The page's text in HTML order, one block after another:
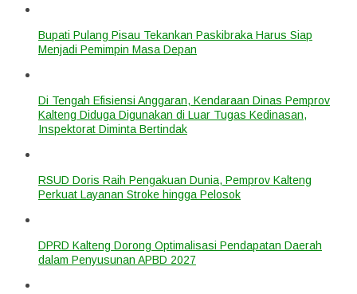
Bupati Pulang Pisau Tekankan Paskibraka Harus Siap
Menjadi Pemimpin Masa Depan
Di Tengah Efisiensi Anggaran, Kendaraan Dinas Pemprov
Kalteng Diduga Digunakan di Luar Tugas Kedinasan,
Inspektorat Diminta Bertindak
RSUD Doris Raih Pengakuan Dunia, Pemprov Kalteng
Perkuat Layanan Stroke hingga Pelosok
DPRD Kalteng Dorong Optimalisasi Pendapatan Daerah
dalam Penyusunan APBD 2027